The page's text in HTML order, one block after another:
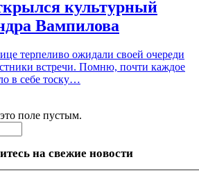
культурный
Вампилова
терпеливо ожидали своей очереди
встречи. Помню, почти каждое
в себе тоску…
поле пустым.
на свежие новости